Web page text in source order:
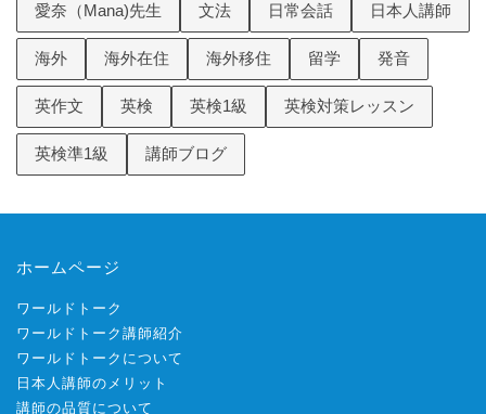
愛奈（Mana)先生 文法 日常会話 日本人講師
海外 海外在住 海外移住 留学 発音
英作文 英検 英検1級 英検対策レッスン
英検準1級 講師ブログ
ホームページ
ワールドトーク
ワールドトーク講師紹介
ワールドトークについて
日本人講師のメリット
講師の品質について